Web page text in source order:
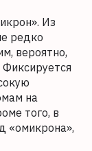
Из
редко
вероятно,
на
того, в
«омикрона»,